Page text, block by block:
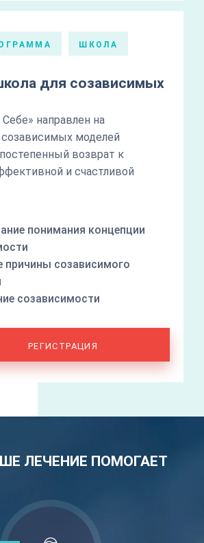
ШКОЛА
для созависимых
направлен на
созависимых моделей
возврат к
и счастливой
понимания концепции
причины созависимого
созависимости
РЕГИСТРАЦИЯ
ЛЕЧЕНИЕ ПОМОГАЕТ